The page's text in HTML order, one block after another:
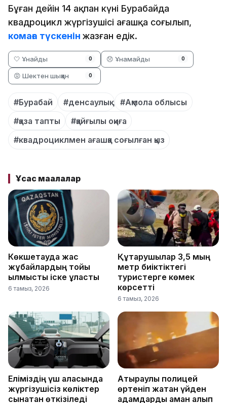
Бұған дейін 14 ақпан күні Бурабайда
квадроцикл жүргізушісі ағашқа соғылып,
комаға түскенін жазған едік.
🤍 Ұнайды 0 😞 Ұнамайды 0
😡 Шектен шыққан 0
#Бурабай #денсаулық
#Ақмола облысы
#қаза тапты
#қайғылы оқиға
#квадроциклмен ағашқа соғылған қыз
Ұқсас мақалалар
Көкшетауда жас
жұбайлардың тойы
қылмыстық іске ұласты
6 тамыз, 2026
Құтқарушылар 3,5 мың
метр биіктіктегі
туристерге көмек
көрсетті
6 тамыз, 2026
Еліміздің үш қаласында
жүргізушісіз көліктер
сынақтан өткізіледі
Атыраулық полицей
өртеніп жатқан үйден
адамдарды аман алып